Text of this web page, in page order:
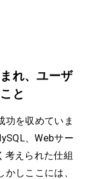
れ、ユーザ
と
功を収めていま
、Webサー
考えられた仕組
しここには、